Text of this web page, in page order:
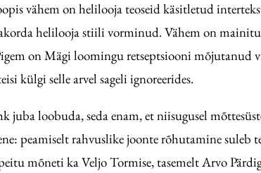
vähem on helilooja teoseid käsitletud
helilooja stiili vorminud. Vähem on
on Mägi loomingu retseptsiooni
külgi selle arvel sageli ignoreerides.
juba loobuda, seda enam, et niisugusel
peamiselt rahvuslike joonte rõhutamine
mõneti ka Veljo Tormise, tasemelt Arvo